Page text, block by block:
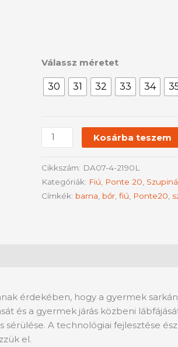
Válassz méretet
30 31 32 33 34
Kosárba teszem
Cikkszám: DA07-4-2190L
Kategóriák: Fiú, Ponte 20,
Címkék: barna, bőr, fiú, Ponte20,
érdekében, hogy a gyermek
és a gyermek járás közbeni
A technológiai fejlesztése
el.